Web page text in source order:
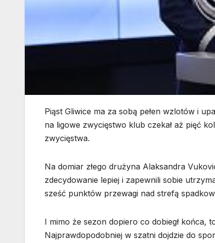
Piąst Gliwice ma za sobą pełen wzlotów i
na ligowe zwycięstwo klub czekał aż pięć
zwycięstwa.
Na domiar złego drużyna Alaksandra
zdecydowanie lepiej i zapewnili sobie
sześć punktów przewagi nad strefą
I mimo że sezon dopiero co dobiegł końca,
Najprawdopodobniej w szatni dojdzie do